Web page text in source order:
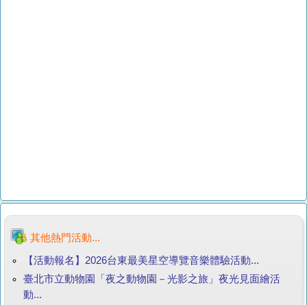
其他熱門活動...
【活動報名】2026台東最美星空導覽音樂體驗活動...
臺北市立動物園「夜之動物園－光影之旅」夜光見面繪活
動...